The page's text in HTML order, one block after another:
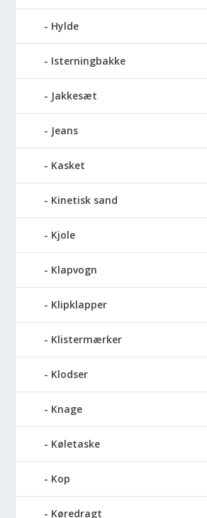
Hylde
Isterningbakke
Jakkesæt
Jeans
Kasket
Kinetisk sand
Kjole
Klapvogn
Klipklapper
Klistermærker
Klodser
Knage
Køletaske
Kop
Køredragt